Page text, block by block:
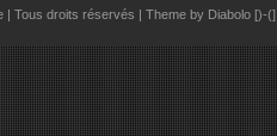
| Tous droits réservés | Theme by Diabolo [)-(]